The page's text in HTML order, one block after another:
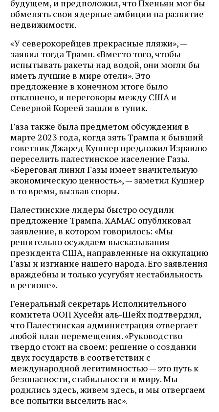
будущем, и предположил, что Пхеньян мог бы
обменять свои ядерные амбиции на развитие
недвижимости.
«У северокорейцев прекрасные пляжи», —
заявил тогда Трамп. «Вместо того, чтобы
испытывать ракеты над водой, они могли бы
иметь лучшие в мире отели». Это
предложение в конечном итоге было
отклонено, и переговоры между США и
Северной Кореей зашли в тупик.
Газа также была предметом обсуждения в
марте 2023 года, когда зять Трампа и бывший
советник Джаред Кушнер предложил Израилю
переселить палестинское население Газы.
«Береговая линия Газы имеет значительную
экономическую ценность», — заметил Кушнер
в то время, вызвав споры.
Палестинские лидеры быстро осудили
предложение Трампа. ХАМАС опубликовал
заявление, в котором говорилось: «Мы
решительно осуждаем высказывания
президента США, направленные на оккупацию
Газы и изгнание нашего народа. Его заявления
враждебны и только усугубят нестабильность
в регионе».
Генеральный секретарь Исполнительного
комитета ООП Хусейн аль-Шейх подтвердил,
что Палестинская администрация отвергает
любой план перемещения. «Руководство
твердо стоит на своем: решение о создании
двух государств в соответствии с
международной легитимностью — это путь к
безопасности, стабильности и миру. Мы
родились здесь, живем здесь, и мы отвергаем
все попытки выселить нас».